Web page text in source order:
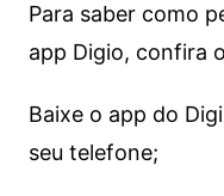
Para saber como
app Digio, confira
Baixe o app do
seu telefone;